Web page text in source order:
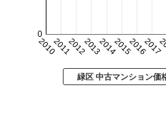
20102011201220132014201520162017
0
緑区 中古マンション価